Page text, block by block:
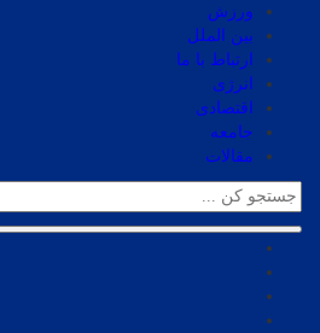
ورزش
بین الملل
ارتباط با ما
انرژی
اقتصادی
جامعه
مقالات